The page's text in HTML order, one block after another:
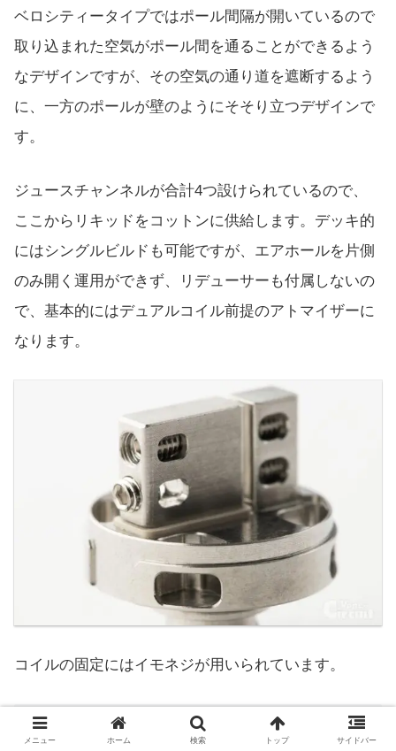
ベロシティータイプではポール間隔が開いているので
取り込まれた空気がポール間を通ることができるよう
なデザインですが、その空気の通り道を遮断するよう
に、一方のポールが壁のようにそそり立つデザインで
す。
ジュースチャンネルが合計4つ設けられているので、
ここからリキッドをコットンに供給します。デッキ的
にはシングルビルドも可能ですが、エアホールを片側
のみ開く運用ができず、リデューサーも付属しないの
で、基本的にはデュアルコイル前提のアトマイザーに
なります。
コイルの固定にはイモネジが用いられています。
ビルド
メニュー ホーム 検索 トップ サイドバー